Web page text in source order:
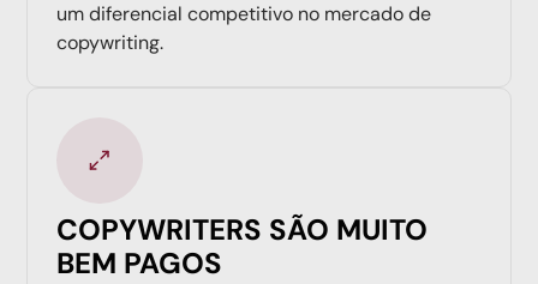
um diferencial competitivo no mercado de
copywriting.
COPYWRITERS SÃO MUITO
BEM PAGOS